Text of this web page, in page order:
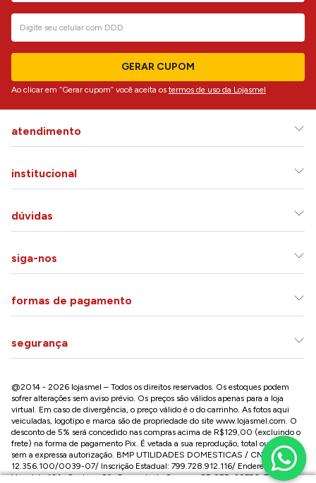
GERAR CUPOM
Ao clicar em “Gerar cupom” você aceita os termos de uso da Lojasmel
atendimento
institucional
dúvidas
siga-nos
formas de pagamento
segurança
@2014 - 2026 lojasmel – Todos os direitos reservados. Os estoques podem
sofrer alterações sem aviso prévio. Os preços são válidos apenas para a loja
virtual. Em caso de divergência, o preço válido é o do carrinho. As fotos aqui
veiculadas, logotipo e marca são de propriedade do site www.lojasmel.com. O
desconto de 5% será concedido nas compras acima de R$129,00 (excluindo o
frete) na forma de pagamento Pix. É vetada a sua reprodução, total ou parcial,
sem a expressa autorização. BMP UTILIDADES DOMESTICAS / CNPJ:
12.356.100/0039-07/ Inscrição Estadual: 799.728.912.116/ Endereço: R José
Versolato,101 , Centro – São Bernardo do Campo - SP CEP: 09750-730